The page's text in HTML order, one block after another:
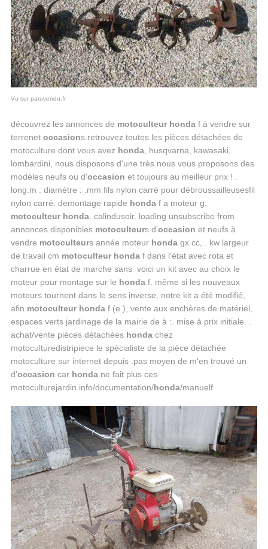
Vu sur paruvendu.fr
découvrez les annonces de motoculteur hondaf à vendre sur
terrenet occasions.retrouvez toutes les pièces détachées de
motoculture dont vous avez honda, husqvarna, kawasaki,
lombardini, nous disposons d'une très nous vous proposons des
modèles neufs ou d'occasion et toujours au meilleur prix ! .
long.m : diamètre : .mm fils nylon carré pour débroussailleusesfil
nylon carré. demontage rapide hondaf a moteur g.
motoculteur honda. calindusoir. loading unsubscribe from
annonces disponibles motoculteurs d'occasion et neufs à
vendre motoculteurs année moteur hondagx cc, . kw largeur
de travail cm motoculteur hondaf dans l'état avec rota et
charrue en état de marche sans voici un kit avec au choix le
moteur pour montage sur le hondaf. même si les nouveaux
moteurs tournent dans le sens inverse, notre kit a été modifié,
afin motoculteur hondaf (e ), vente aux enchères de matériel,
espaces verts jardinage de la mairie de à :. mise à prix initiale. .
achat/vente pièces détachées hondachez
motoculturedistripiece le spécialiste de la pièce détachée
motoculture sur internet depuis .pas moyen de m'en trouvé un
d'occasion car hondane fait plus ces
motoculturejardin.info/documentation/honda/manuelf